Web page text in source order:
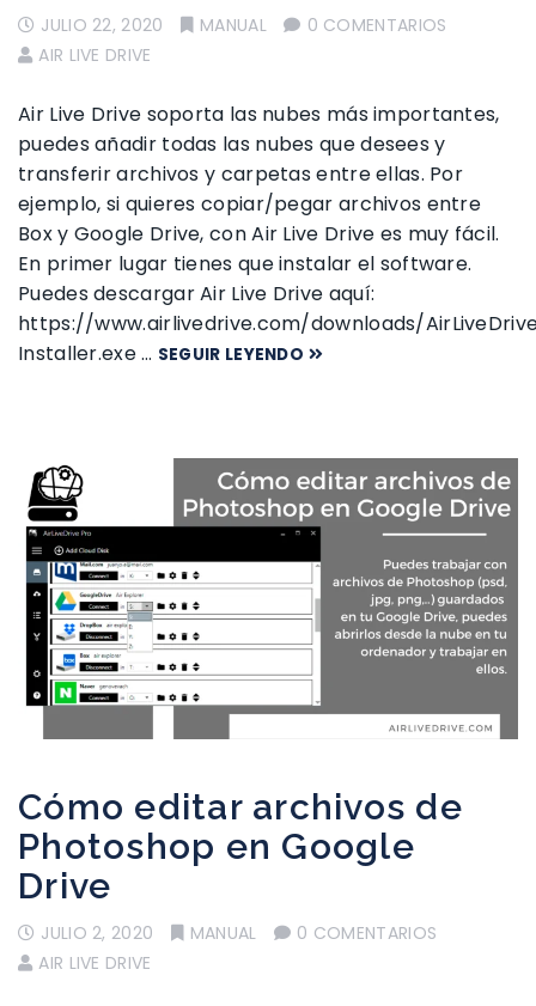
JULIO 22, 2020 MANUAL
0 COMENTARIOS
AIR LIVE DRIVE
Air Live Drive soporta las nubes más importantes,
puedes añadir todas las nubes que desees y
transferir archivos y carpetas entre ellas. Por
ejemplo, si quieres copiar/pegar archivos entre
Box y Google Drive, con Air Live Drive es muy fácil.
En primer lugar tienes que instalar el software.
Puedes descargar Air Live Drive aquí:
https://www.airlivedrive.com/downloads/
Installer.exe … SEGUIR LEYENDO
Cómo editar archivos de
Photoshop en Google
Drive
JULIO 2, 2020 MANUAL
0 COMENTARIOS
AIR LIVE DRIVE